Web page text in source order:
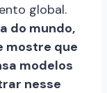
global.
do mundo,
mostre que
modelos
nesse